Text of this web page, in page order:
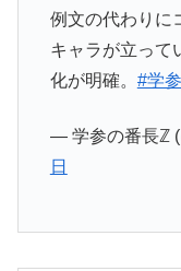
例文の代わりに
キャラが立って
化が明確。 #学参
— 学参の番長ℤ
日